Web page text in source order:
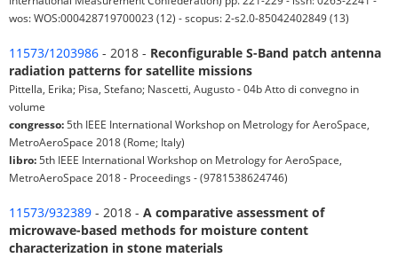
wos: WOS:000428719700023 (12) - scopus: 2-s2.0-85042402849 (13)
11573/1203986 - 2018 - Reconfigurable S-Band patch antenna
radiation patterns for satellite missions
Pittella, Erika; Pisa, Stefano; Nascetti, Augusto - 04b Atto di convegno in
volume
congresso: 5th IEEE International Workshop on Metrology for AeroSpace,
MetroAeroSpace 2018 (Rome; Italy)
libro: 5th IEEE International Workshop on Metrology for AeroSpace,
MetroAeroSpace 2018 - Proceedings - (9781538624746)
11573/932389 - 2018 - A comparative assessment of
microwave-based methods for moisture content
characterization in stone materials